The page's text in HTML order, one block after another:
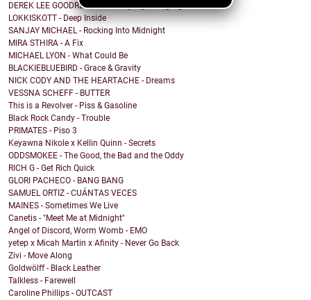
DEREK LEE GOODREID - Struck By Lightning Again
LOKKISKOTT - Deep Inside
SANJAY MICHAEL - Rocking Into Midnight
MIRA STHIRA - A Fix
MICHAEL LYON - What Could Be
BLACKIEBLUEBIRD - Grace & Gravity
NICK CODY AND THE HEARTACHE - Dreams
VESSNA SCHEFF - BUTTER
This is a Revolver - Piss & Gasoline
Black Rock Candy - Trouble
PRIMATES - Piso 3
Keyawna Nikole x Kellin Quinn - Secrets
ODDSMOKEE - The Good, the Bad and the Oddy
RICH G - Get Rich Quick
GLORI PACHECO - BANG BANG
SAMUEL ORTIZ - CUÁNTAS VECES
MAINES - Sometimes We Live
Canetis - "Meet Me at Midnight"
Angel of Discord, Worm Womb - EMO
yetep x Micah Martin x Afinity - Never Go Back
Zivi - Move Along
Goldwölff - Black Leather
Talkless - Farewell
Caroline Phillips - OUTCAST